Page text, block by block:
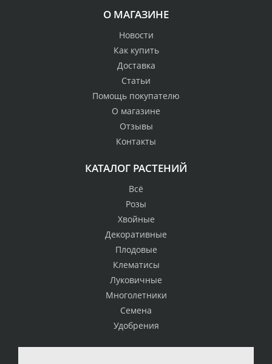
О МАГАЗИНЕ
Новости
Как купить
Доставка
Статьи
Помощь покупателю
О магазине
Отзывы
Контакты
КАТАЛОГ РАСТЕНИЙ
Всё
Розы
Хвойные
Декоративные
Плодовые
Клематисы
Луковичные
Многолетники
Семена
Удобрения